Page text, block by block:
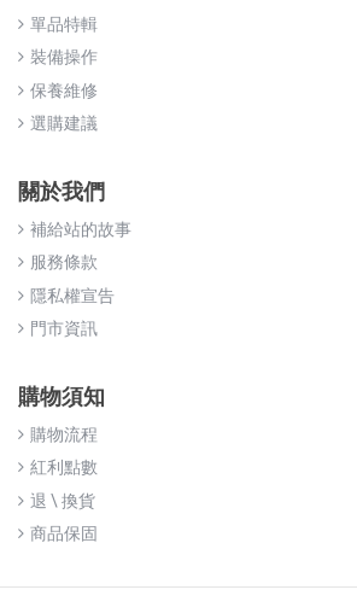
單品特輯
裝備操作
保養維修
選購建議
關於我們
補給站的故事
服務條款
隱私權宣告
門市資訊
購物須知
購物流程
紅利點數
退 \ 換貨
商品保固